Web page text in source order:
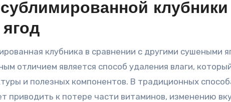
клубника в сравнении с другими сушеными
отличием является способ удаления влаги,
и полезных компонентов. В традиционных
приводить к потере части витаминов, изменению